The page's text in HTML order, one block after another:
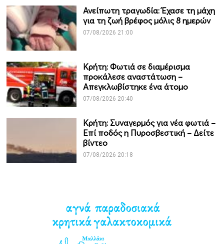
Ανείπωτη τραγωδία: Έχασε τη μάχη
για τη ζωή βρέφος μόλις 8 ημερών
07/08/2026 21:00
Κρήτη: Φωτιά σε διαμέρισμα
προκάλεσε αναστάτωση –
Απεγκλωβίστηκε ένα άτομο
07/08/2026 20:40
Κρήτη: Συναγερμός για νέα φωτιά –
Επί ποδός η Πυροσβεστική – Δείτε
βίντεο
07/08/2026 20:18